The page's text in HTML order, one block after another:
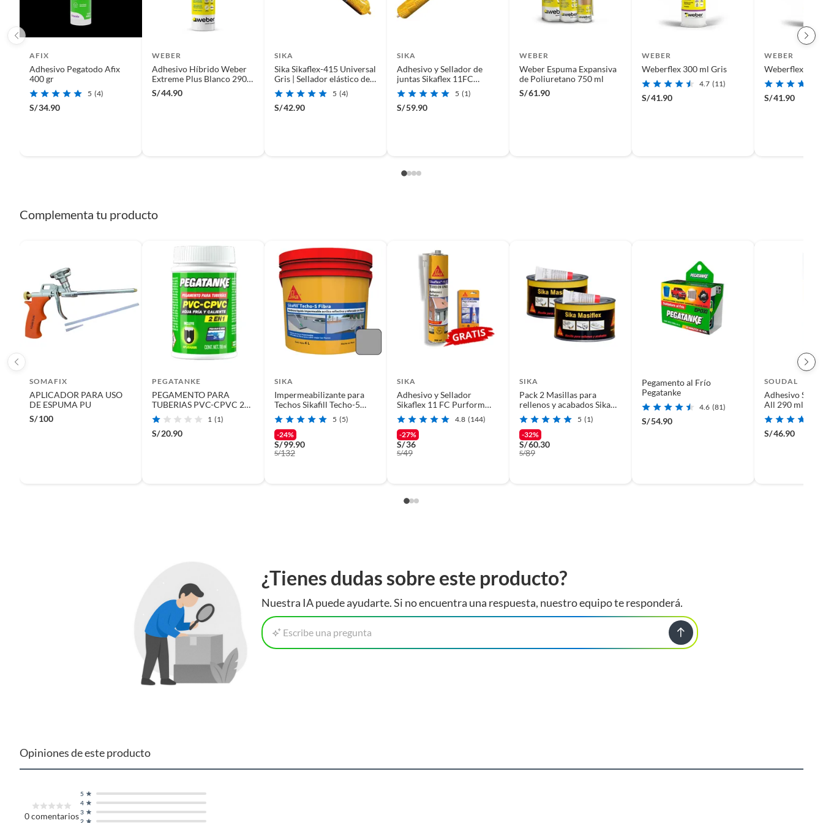
AFIX
Adhesivo Pegatodo Afix
400 gr
5 (4)
S/34.90
WEBER
Adhesivo Híbrido Weber
Extreme Plus Blanco 290
ml
S/44.90
SIKA
Sika Sikaflex-415 Universal
Gris | Sellador elástico de
poliuretano para juntas
600 ml
5 (4)
S/42.90
SIKA
Adhesivo y Sellador de
juntas Sikaflex 11FC
Purform 600 ml Blanco
5 (1)
S/59.90
WEBER
Weber Espuma Expansiva
de Poliuretano 750 ml
S/61.90
WEBER
Weberflex 300 ml Gris
4.7 (11)
S/41.90
WEBER
Weberflex
S/41.90
Complementa tu producto
SOMAFIX
APLICADOR PARA USO
DE ESPUMA PU
S/100
PEGATANKE
PEGAMENTO PARA
TUBERIAS PVC-CPVC 240
ML
1 (1)
S/20.90
SIKA
Impermeabilizante para
Techos Sikafill Techo-5
Fibra Gris x 4L
5 (5)
-24%
S/99.90
S/132
SIKA
Adhesivo y Sellador
Sikaflex 11 FC Purform
Blanco x 300 ml +
Sikabond-123 Gratis
4.8 (144)
-27%
S/36
S/49
SIKA
Pack 2 Masillas para
rellenos y acabados Sika
Masiflex 600g
5 (1)
-32%
S/60.30
S/89
Pegamento al Frío
Pegatanke
4.6 (81)
S/54.90
SOUDAL
Adhesivo
All 290 ml
S/46.90
¿Tienes dudas sobre este producto?
Nuestra IA puede ayudarte. Si no encuentra una respuesta, nuestro equipo te responderá.
Escribe una pregunta
Opiniones de este producto
0comentarios2
3
4
5